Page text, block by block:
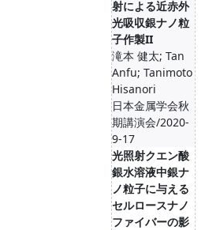
射による近赤外
光吸収銀ナノ粒
子作製II
滝本 健太; Tan
Anfu; Tanimoto
Hisanori
日本金属学会秋
期講演会/2020-
9-17
光照射クエン酸
銀水溶液中銀ナ
ノ粒子に与える
セルロースナノ
ファイバーの影